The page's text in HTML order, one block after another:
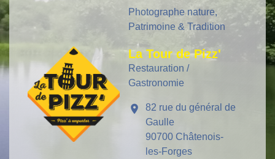
Photographe nature,
Patrimoine & Tradition
La Tour de Pizz'
Restauration /
Gastronomie
location_on
82 rue du général de
Gaulle
90700 Châtenois-
les-Forges